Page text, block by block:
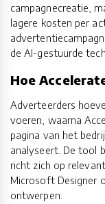
campagnecreatie,
lagere kosten per
de AI-gestuurde
Hoe
Adverteerders
voeren, waarna
pagina van het
analyseert. De tool
richt zich op
Microsoft Designer
ontwerpen.